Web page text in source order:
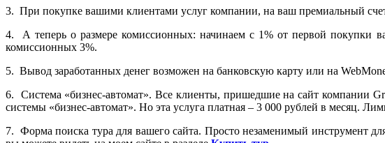
3. При покупке вашими клиентами услуг компании, на ваш премиальный
4. А теперь о размере комиссионных: начинаем с 1% от первой покупки
комиссионных 3%.
5. Вывод заработанных денег возможен на банковскую карту или на
6. Система «бизнес-автомат». Все клиенты, пришедшие на сайт компании
системы «бизнес-автомат». Но эта услуга платная – 3 000 рублей в месяц.
7. Форма поиска тура для вашего сайта. Просто незаменимый инструмент